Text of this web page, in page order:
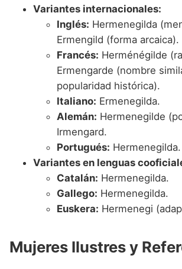
Variantes internacionales:
Inglés: Hermenegilda
Ermengild (forma arcaica).
Francés: Herménégilde
Ermengarde (nombre
popularidad histórica).
Italiano: Ermenegilda.
Alemán: Hermenegilde
Irmengard.
Portugués: Hermenegilda.
Variantes en lenguas
Catalán: Hermenegilda.
Gallego: Hermenegilda.
Euskera: Hermenegi
Mujeres Ilustres y